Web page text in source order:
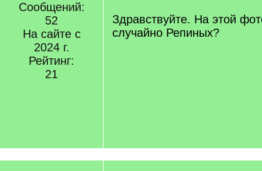
Сообщений:
52
На сайте с
2024 г.
Рейтинг:
21
Здравствуйте. На этой
случайно Репиных?